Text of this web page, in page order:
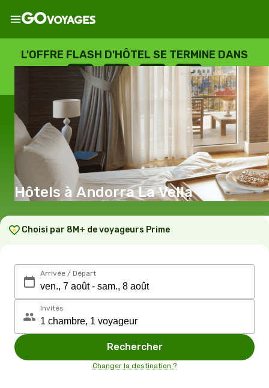
L'OFFRE FLASH D'HÔTEL SE TERMINE DANS
--
JOURS
: --
HEURES
: --
SECONDES
Hôtels à Andorra La Vella
Choisi par 8M+ de voyageurs Prime
Arrivée / Départ
Invités
Rechercher
Changer la destination ?